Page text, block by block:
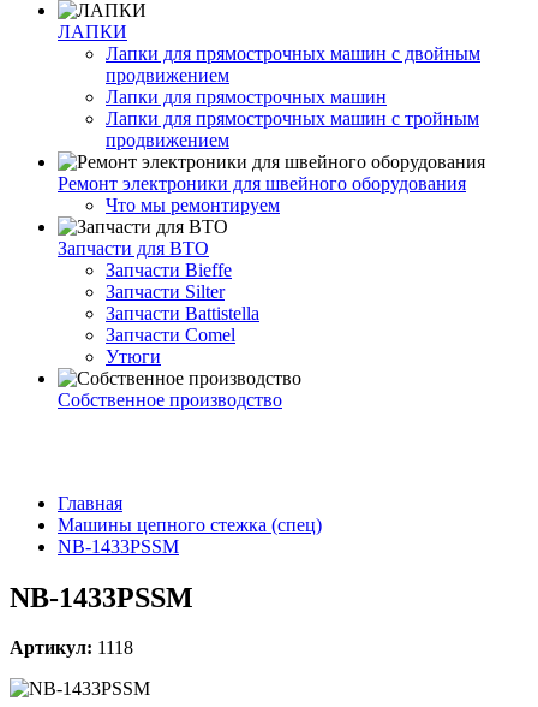
ЛАПКИ
Лапки для прямострочных машин с двойным
продвижением
Лапки для прямострочных машин
Лапки для прямострочных машин с тройным
продвижением
Ремонт электроники для швейного оборудования
Что мы ремонтируем
Запчасти для ВТО
Запчасти Bieffe
Запчасти Silter
Запчасти Battistella
Запчасти Comel
Утюги
Собственное производство
Главная
Машины цепного стежка (спец)
NB-1433PSSM
NB-1433PSSM
Артикул: 1118